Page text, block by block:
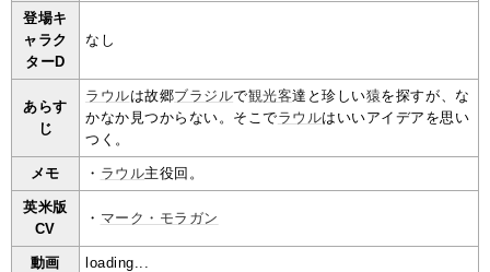
登場キ
ャラク
ターD
なし
あらす
じ
ラウルは故郷ブラジルで観光客達と珍しい猿を探すが、な
かなか見つからない。そこでラウルはいいアイデアを思い
つく。
メモ ・ ラウル主役回。
英米版
CV
・ マーク・モラガン
動画 loading...